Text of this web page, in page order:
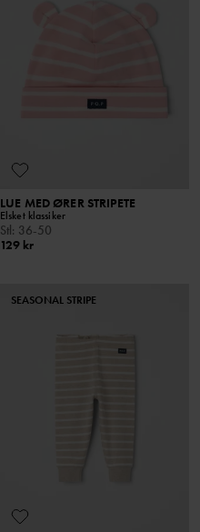
LUE MED ØRER STRIPETE
Elsket klassiker
Stl: 36-50
129 kr
SEASONAL STRIPE